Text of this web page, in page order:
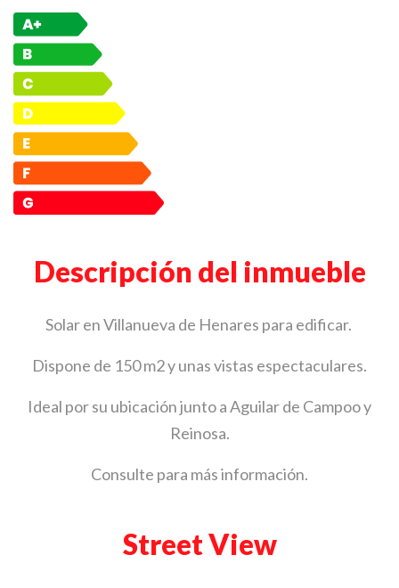
Descripción del inmueble
Solar en Villanueva de Henares para edificar.
Dispone de 150 m2 y unas vistas espectaculares.
Ideal por su ubicación junto a Aguilar de Campoo y
Reinosa.
Consulte para más información.
Street View